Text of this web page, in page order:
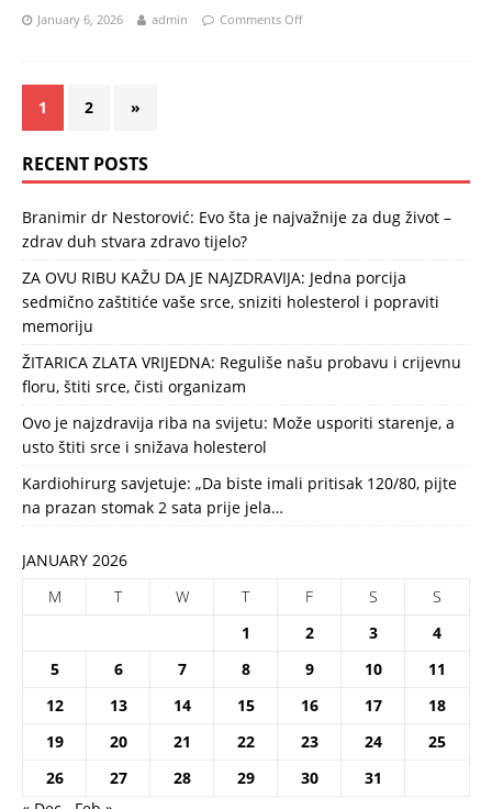
January 6, 2026 admin Comments Off
1 2 »
RECENT POSTS
Branimir dr Nestorović: Evo šta je najvažnije za dug život –
zdrav duh stvara zdravo tijelo?
ZA OVU RIBU KAŽU DA JE NAJZDRAVIJA: Jedna porcija
sedmično zaštitiće vaše srce, sniziti holesterol i popraviti
memoriju
ŽITARICA ZLATA VRIJEDNA: Reguliše našu probavu i crijevnu
floru, štiti srce, čisti organizam
Ovo je najzdravija riba na svijetu: Može usporiti starenje, a
usto štiti srce i snižava holesterol
Kardiohirurg savjetuje: „Da biste imali pritisak 120/80, pijte
na prazan stomak 2 sata prije jela…
JANUARY 2026
M
T W T F S
S
1
2 3
4
5
6 7 8 9 10
11
12
13 14 15 16 17
18
19
20 21 22 23 24
25
26
27 28 29 30
31